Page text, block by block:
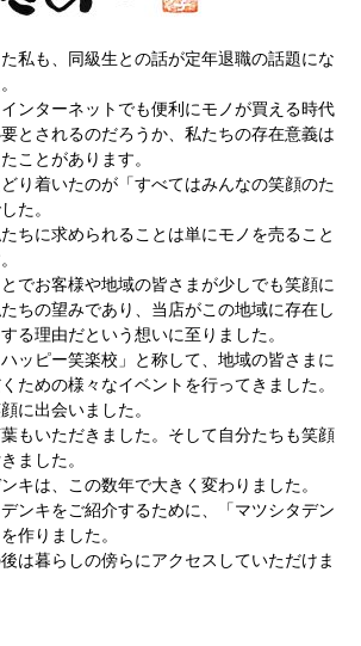
私も、同級生との話が定年退職の話題にな
ンターネットでも便利にモノが買える時代
とされるのだろうか、私たちの存在意義は
ことがあります。
り着いたのが「すべてはみんなの笑顔のた
た。
ちに求められることは単にモノを売ること
でお客様や地域の皆さまが少しでも笑顔に
ちの望みであり、当店がこの地域に存在し
る理由だという想いに至りました。
ッピー笑楽校」と称して、地域の皆さまに
ための様々なイベントを行ってきました。
に出会いました。
もいただきました。そして自分たちも笑顔
ました。
キは、この数年で大きく変わりました。
ンキをご紹介するために、「マツシタデン
作りました。
は暮らしの傍らにアクセスしていただけま